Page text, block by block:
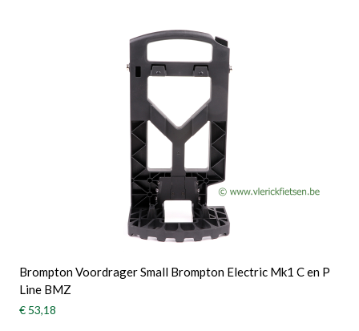
Brompton Voordrager Small Brompton Electric Mk1 C en P
Line BMZ
€ 53,18